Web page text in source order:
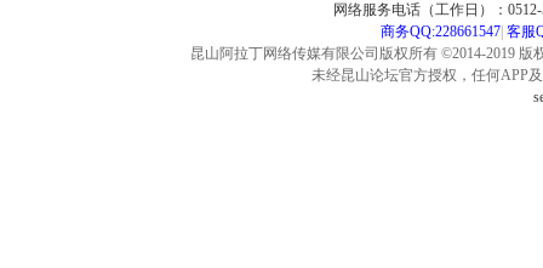
网络服务电话（工作日）：
商务QQ:228661547| 客服
昆山阿拉丁网络传媒有限公司版权所有 ©2014-2019
未经昆山论坛官方授权，任何APP